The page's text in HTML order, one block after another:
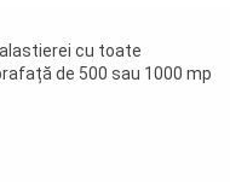
cu toate
de 500 sau 1000 mp